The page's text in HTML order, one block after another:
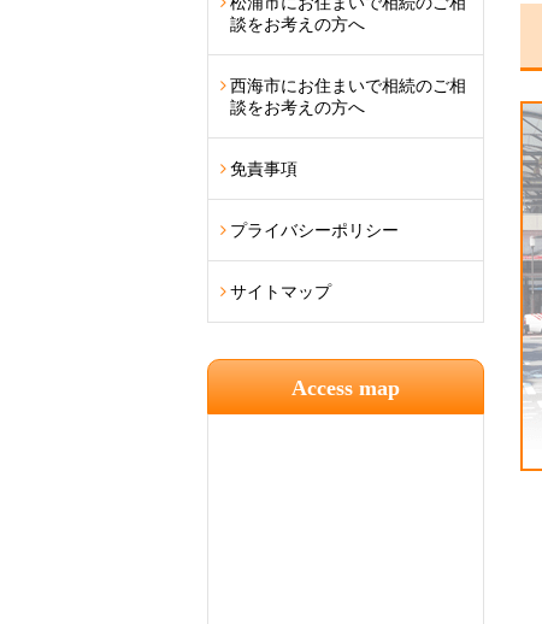
談をお考えの方へ
西海市にお住まいで相続のご相
談をお考えの方へ
免責事項
プライバシーポリシー
サイトマップ
Access map